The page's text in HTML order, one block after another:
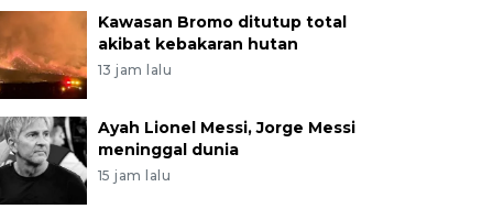
Kawasan Bromo ditutup total
akibat kebakaran hutan
13 jam lalu
Ayah Lionel Messi, Jorge Messi
meninggal dunia
15 jam lalu